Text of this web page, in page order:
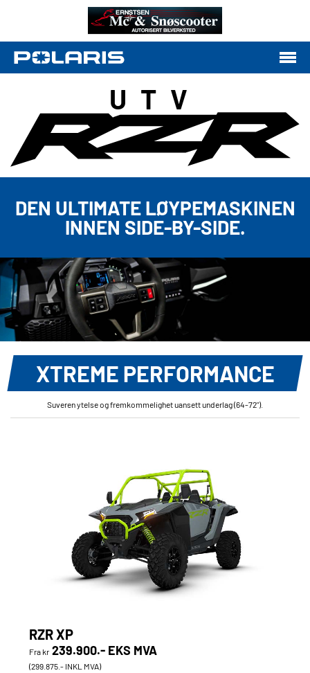
UTV
DEN ULTIMATE LØYPEMASKINEN
INNEN SIDE-BY-SIDE.
XTREME PERFORMANCE
Suveren ytelse og fremkommelighet uansett underlag (64-72").
RZR XP
Fra kr 239.900.- EKS MVA
(299.875.- INKL MVA)